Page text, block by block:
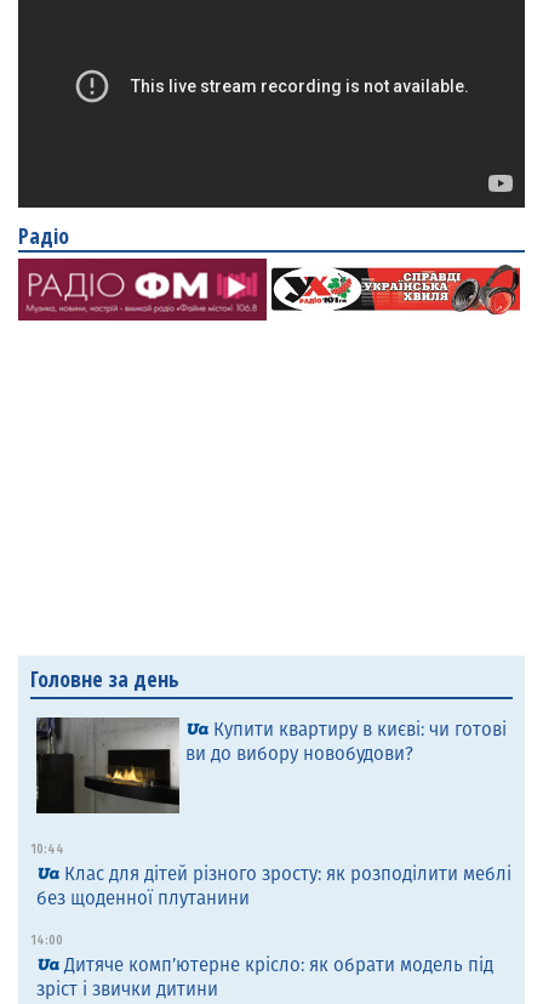
Радіо
Головне за день
Купити квартиру в києві: чи готові
ви до вибору новобудови?
10:44
Клас для дітей різного зросту: як розподілити меблі
без щоденної плутанини
14:00
Дитяче комп’ютерне крісло: як обрати модель під
зріст і звички дитини